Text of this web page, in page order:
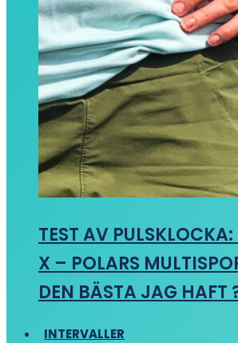
TEST AV
X – POLARS
DEN BÄSTA JAG HAFT
INTERVALLER